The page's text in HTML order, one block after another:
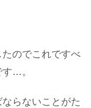
のでこれですべ
…。
らないことがた